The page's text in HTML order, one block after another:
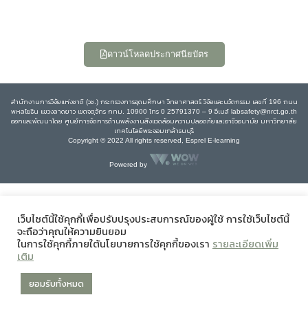
ดาวน์โหลดประกาศนียบัตร
สำนักงานการวิจัยแห่งชาติ (วช.) กระทรวงการอุดมศึกษา วิทยาศาสตร์ วิจัยและนวัตกรรม เลขที่ 196 ถนน
พหลโยธิน แขวงลาดยาว เขตจตุจักร กทม. 10900 โทร 0 25791370 – 9 อีเมล์ labsafety@nrct.go.th
ออกและพัฒนาโดย ศูนย์การจัดการด้านพลังงานสิ่งแวดล้อมความปลอดภัยและอาชีวอนามัย มหาวิทยาลัย
เทคโนโลยีพระจอมเกล้าธนบุรี
Copyright © 2022 All rights reserved, Esprel E-learning
Powered by
เว็บไซต์นี้ใช้คุกกี้เพื่อปรับปรุงประสบการณ์ของผู้ใช้ การใช้เว็บไซต์นี้
จะถือว่าคุณให้ความยินยอม
ในการใช้คุกกี้ภายใต้นโยบายการใช้คุกกี้ของเรา รายละเอียดเพิ่ม
เติม
ยอมรับทั้งหมด